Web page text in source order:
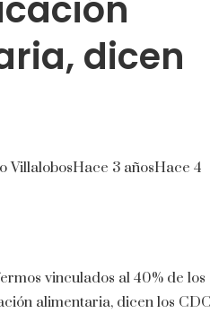
dicen
VillalobosHace 3 añosHace 4
vinculados al 40% de los
alimentaria, dicen los